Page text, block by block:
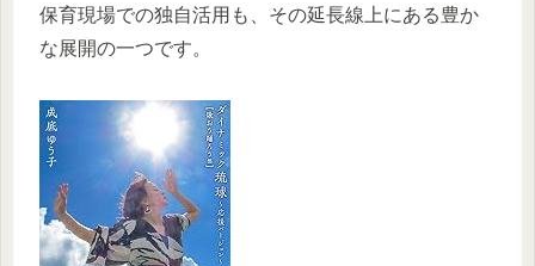
保育現場での独自活用も、その延長線上にある豊か
な展開の一つです。